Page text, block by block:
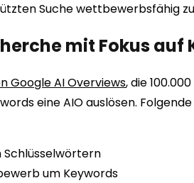
Suche wettbewerbsfähig
mit Fokus auf
Google AI Overviews, die
eine AIO auslösen.
Schlüsselwörtern
um Keywords